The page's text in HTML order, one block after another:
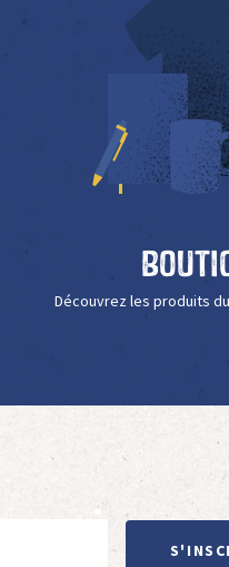
Découvrez les produits